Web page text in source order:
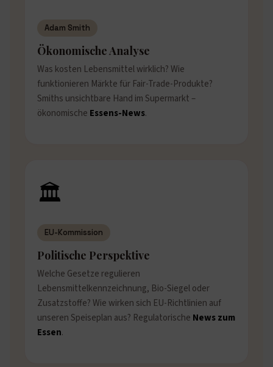
Adam Smith
Ökonomische Analyse
Was kosten Lebensmittel wirklich? Wie
funktionieren Märkte für Fair-Trade-Produkte?
Smiths unsichtbare Hand im Supermarkt –
ökonomische Essens-News.
🏛️
EU-Kommission
Politische Perspektive
Welche Gesetze regulieren
Lebensmittelkennzeichnung, Bio-Siegel oder
Zusatzstoffe? Wie wirken sich EU-Richtlinien auf
unseren Speiseplan aus? Regulatorische News zum
Essen.